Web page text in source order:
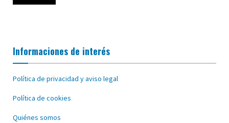
Informaciones de interés
Política de privacidad y aviso legal
Política de cookies
Quiénes somos